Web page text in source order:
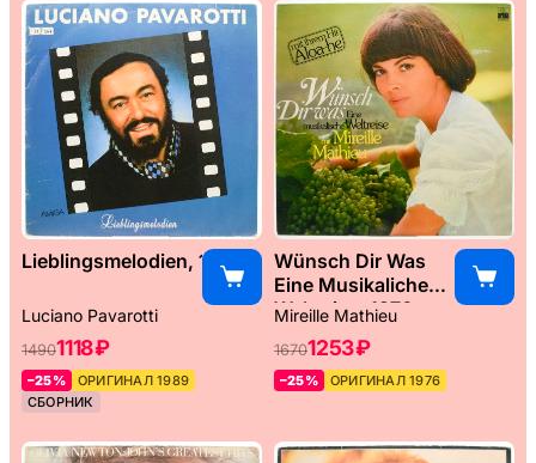
Lieblingsmelodien, 1989
Luciano Pavarotti
14901118 ₽
–25%
ОРИГИНАЛ 1989
СБОРНИК
Wünsch Dir Was
Eine Musikaliche
Weltreise, 1976
Mireille Mathieu
16701253 ₽
–25% ОРИГИНАЛ 1976